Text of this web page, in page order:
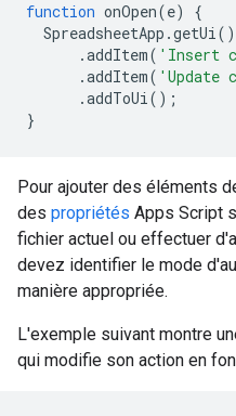
function onOpen(e)
{
SpreadsheetApp .getUi
.addItem( 'Insert
.addItem( 'Update
.addToUi();
}
Pour ajouter des éléments
des propriétés Apps Script
fichier actuel ou effectuer
devez identifier le mode
manière appropriée.
L'exemple suivant montre
qui modifie son action en